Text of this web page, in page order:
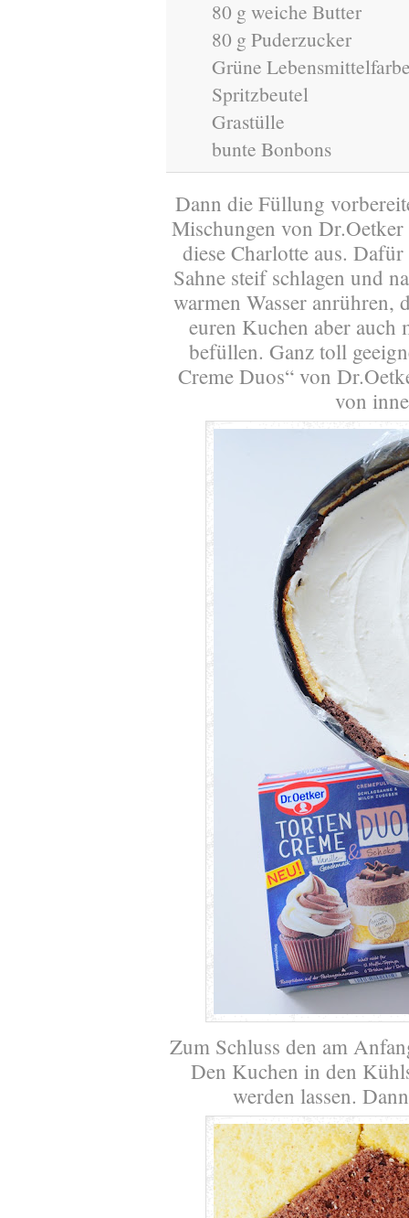
80 g weiche Butter
80 g Puderzucker
Grüne
Spritzbeutel
Grastülle
bunte Bonbons
Dann die Füllung
Mischungen von
diese Charlotte aus.
Sahne steif schlagen und
warmen Wasser anrühren,
euren Kuchen aber
befüllen. Ganz toll
Creme Duos“ von
von
Zum Schluss den am
Den Kuchen in den
werden lassen.